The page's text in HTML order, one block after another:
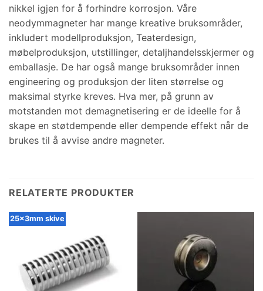
nikkel igjen for å forhindre korrosjon. Våre
neodymmagneter har mange kreative bruksområder,
inkludert modellproduksjon, Teaterdesign,
møbelproduksjon, utstillinger, detaljhandelsskjermer og
emballasje. De har også mange bruksområder innen
engineering og produksjon der liten størrelse og
maksimal styrke kreves. Hva mer, på grunn av
motstanden mot demagnetisering er de ideelle for å
skape en støtdempende eller dempende effekt når de
brukes til å avvise andre magneter.
RELATERTE PRODUKTER
25x3mm skive